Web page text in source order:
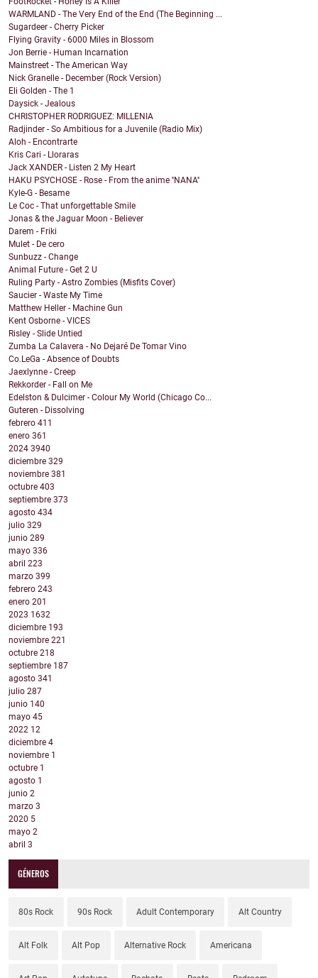
WARMLAND - The Very End of the End (The Beginning ...
Sugardeer - Cherry Picker
Flying Gravity - 6000 Miles in Blossom
Jon Berrie - Human Incarnation
Mainstreet - The American Way
Nick Granelle - December (Rock Version)
Eli Golden - The 1
Daysick - Jealous
CHRISTOPHER RODRIGUEZ: MILLENIA
Radjinder - So Ambitious for a Juvenile (Radio Mix)
Aloh - Encontrarte
Kris Cari - Lloraras
Jack XANDER - Listen 2 My Heart
HAKU PSYCHOSE - Rose - From the anime ''NANA''
Kyle-G - Besame
Le Coc - That unforgettable Smile
Jonas & the Jaguar Moon - Believer
Darem - Friki
Mulet - De cero
Sunbuzz - Change
Animal Future - Get 2 U
Ruling Party - Astro Zombies (Misfits Cover)
Saucier - Waste My Time
Matthew Heller - Machine Gun
Kent Osborne - VICES
Risley - Slide Untied
Zumba La Calavera - No Dejaré De Tomar Vino
Co.LeGa - Absence of Doubts
Jaexlynne - Creep
Rekkorder - Fall on Me
Edelston & Dulcimer - Colour My World (Chicago Co...
Guteren - Dissolving
febrero 411
enero 361
2024 3940
diciembre 329
noviembre 381
octubre 403
septiembre 373
agosto 434
julio 329
junio 289
mayo 336
abril 223
marzo 399
febrero 243
enero 201
2023 1632
diciembre 193
noviembre 221
octubre 218
septiembre 187
agosto 341
julio 287
junio 140
mayo 45
2022 12
diciembre 4
noviembre 1
octubre 1
agosto 1
junio 2
marzo 3
2020 5
mayo 2
abril 3
GÉNEROS
80s Rock 90s Rock Adult Contemporary Alt Country
Alt Folk Alt Pop Alternative Rock Americana